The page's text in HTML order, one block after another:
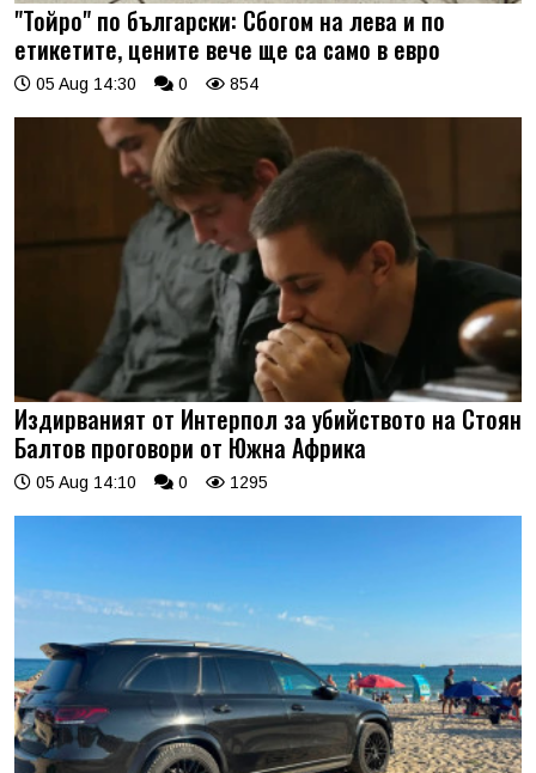
"Тойро" по български: Сбогом на лева и по
етикетите, цените вече ще са само в евро
05 Aug 14:30 0 854
Издирваният от Интерпол за убийството на Стоян
Балтов проговори от Южна Африка
05 Aug 14:10 0 1295